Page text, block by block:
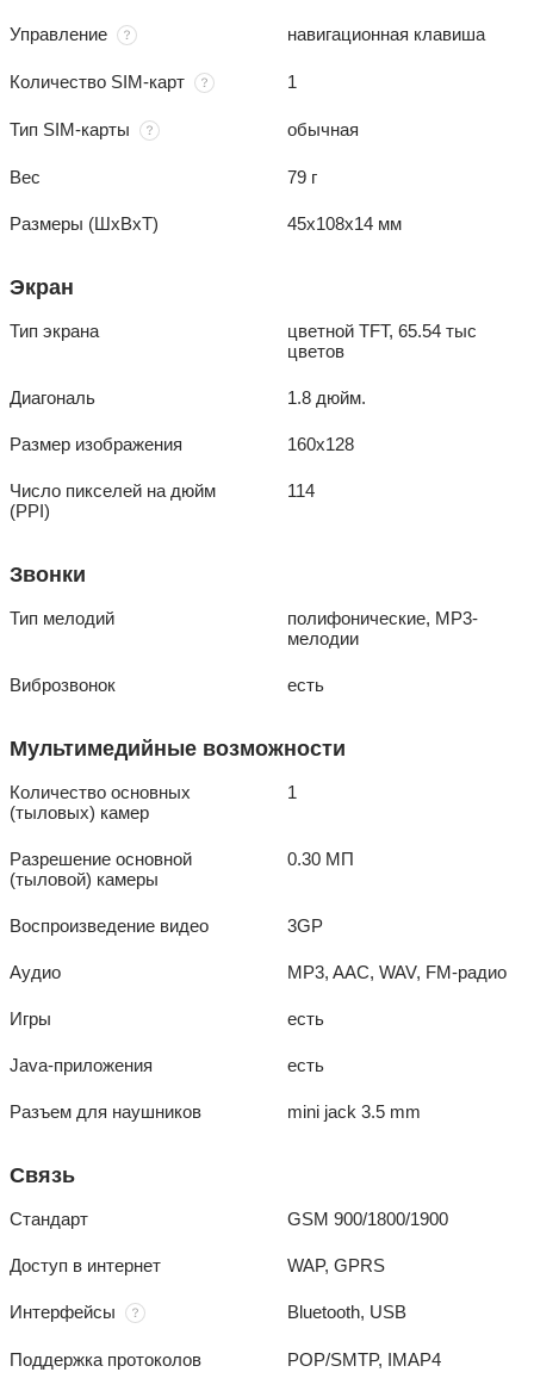
Управление навигационная клавиша
Количество SIM-карт 1
Тип SIM-карты обычная
Вес 79 г
Размеры (ШxВxТ) 45x108x14 мм
Экран
Тип экрана
цветной TFT, 65.54 тыс
цветов
Диагональ 1.8 дюйм.
Размер изображения 160x128
Число пикселей на дюйм
(PPI)
114
Звонки
Тип мелодий
полифонические, MP3-
мелодии
Виброзвонок есть
Мультимедийные возможности
Количество основных
(тыловых) камер
1
Разрешение основной
(тыловой) камеры
0.30 МП
Воспроизведение видео 3GP
Аудио MP3, AAC, WAV, FM-радио
Игры есть
Java-приложения есть
Разъем для наушников mini jack 3.5 mm
Связь
Стандарт GSM 900/1800/1900
Доступ в интернет WAP, GPRS
Интерфейсы Bluetooth, USB
Поддержка протоколов POP/SMTP, IMAP4